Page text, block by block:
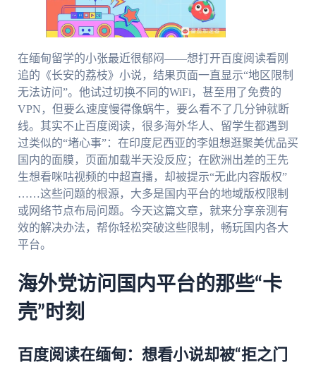
在缅甸留学的小张最近很郁闷——想打开百度阅读看刚
追的《长安的荔枝》小说，结果页面一直显示“地区限制
无法访问”。他试过切换不同的WiFi，甚至用了免费的
VPN，但要么速度慢得像蜗牛，要么看不了几分钟就断
线。其实不止百度阅读，很多海外华人、留学生都遇到
过类似的“堵心事”：在印度尼西亚的李姐想逛聚美优品买
国内的面膜，页面加载半天没反应；在欧洲出差的王先
生想看咪咕视频的中超直播，却被提示“无此内容版权”
……这些问题的根源，大多是国内平台的地域版权限制
或网络节点布局问题。今天这篇文章，就来分享亲测有
效的解决办法，帮你轻松突破这些限制，畅玩国内各大
平台。
海外党访问国内平台的那些“卡
壳”时刻
百度阅读在缅甸：想看小说却被“拒之门